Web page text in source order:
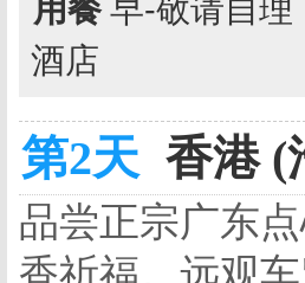
用餐 早-敬请自
酒店
第2天 香港 (
品尝正宗广东
香祈福。远观